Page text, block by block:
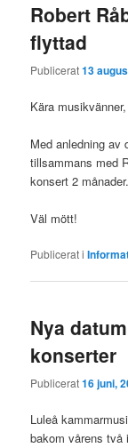
Robert
flyttad
Publicerat13
Kära musikvänner,
Med anledning av
tillsammans med
konsert 2
Väl mött!
Publicerat i
Nya
konserter
Publicerat16 juni,
Luleå
bakom vårens två